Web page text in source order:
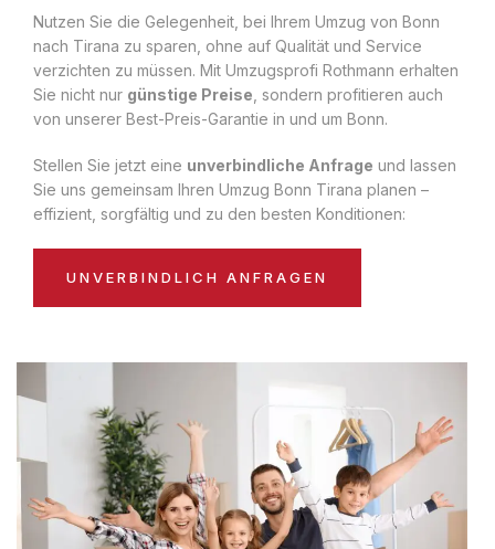
Nutzen Sie die Gelegenheit, bei Ihrem Umzug von Bonn
nach Tirana zu sparen, ohne auf Qualität und Service
verzichten zu müssen. Mit Umzugsprofi Rothmann erhalten
Sie nicht nur günstige Preise , sondern profitieren auch
von unserer Best-Preis-Garantie in und um Bonn.
Stellen Sie jetzt eine unverbindliche Anfrage und lassen
Sie uns gemeinsam Ihren Umzug Bonn Tirana planen –
effizient, sorgfältig und zu den besten Konditionen:
UNVERBINDLICH ANFRAGEN